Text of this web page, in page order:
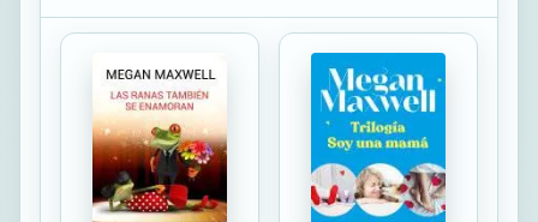
todavía más escalofriante: recibe un
mensaje privado del joven donde él
le pide ayuda para averiguar quién lo
mató. En una trepidante
investigación, Hannah descubre que
hay muchas personas involucradas
en su muerte. Pero contará con una
ayuda inesperada, la...